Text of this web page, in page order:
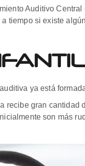
Auditivo
tiempo si existe
ya está
recibe gran
son más